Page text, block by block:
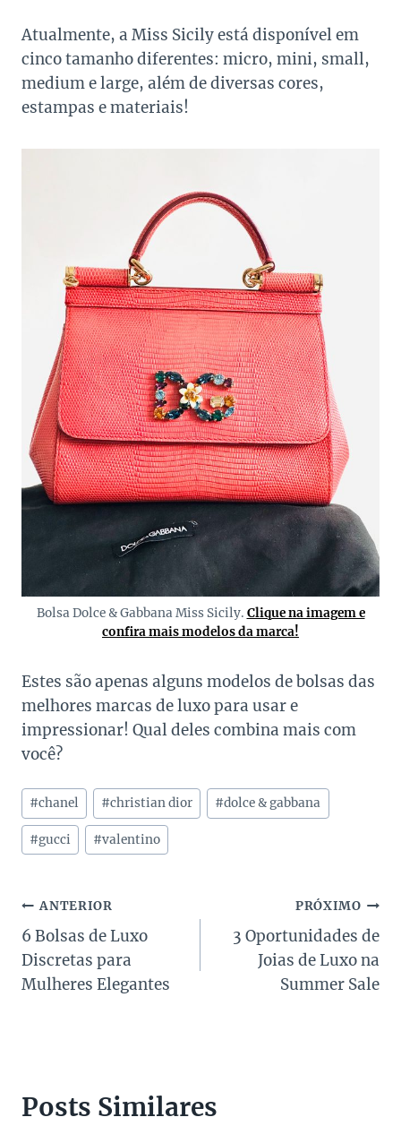
Atualmente, a Miss Sicily está disponível em
cinco tamanho diferentes: micro, mini, small,
medium e large, além de diversas cores,
estampas e materiais!
Bolsa Dolce & Gabbana Miss Sicily. Clique na imagem e
confira mais modelos da marca!
Estes são apenas alguns modelos de bolsas das
melhores marcas de luxo para usar e
impressionar! Qual deles combina mais com
você?
Tags
do
Post:
#chanel #christian dior #dolce & gabbana
#gucci #valentino
Navegação
de
Post
ANTERIOR
6 Bolsas de Luxo
Discretas para
Mulheres Elegantes
PRÓXIMO
3 Oportunidades de
Joias de Luxo na
Summer Sale
Posts Similares